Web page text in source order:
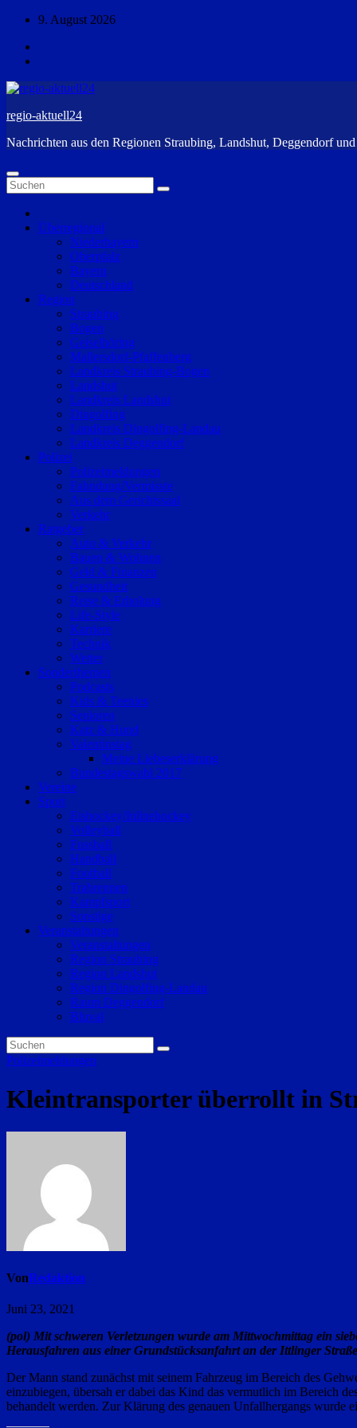
Zum
springen
9. August 2026
regio-aktuell24
Nachrichten aus den Regionen Straubing, Landshut, Deggendorf
Überregional
Niederbayern
Oberpfalz
Bayern
Deutschland
Region
Straubing
Bogen
Geiselhöring
Mallersdorf-Pfaffenberg
Landkreis Straubing-Bogen
Landshut
Landkreis Landshut
Dingolfing
Landkreis Dingolfing-Landau
Landkreis Deggendorf
Polizei
Polizeimeldungen
Fahndung/Vermisste
Aus dem Gerichtssaal
Verkehr
Ratgeber
Auto & Verkehr
Bauen & Wohnen
Geld & Finanzen
Gesundheit
Reise & Erholung
Life-Style
Karriere
Technik
Wetter
Sonderthemen
Podcasts
Kids & Teenies
Senioren
Katz & Hund
Valentinstag
Meine Liebeserklärung
Bundestagswahl 2017
Vereine
Sport
Eishockey/Inlinehockey
Volleyball
Fussball
Handball
Football
Trabrennen
Kampfsport
Sonstige
Veranstaltungen
Veranstaltungen
Region Straubing
Region Landshut
Region Dingolfing-Landau
Raum Deggendorf
Bluval
Polizeimeldungen
Kleintransporter überrollt in
VonRedaktion
Juni 23, 2021
(pol) Mit schweren Verletzungen wurde am Mittwochmittag ein
Herausfahren aus einer Grundstücksanfahrt an der Ittlinger
Der Mann stand zunächst mit seinem Fahrzeug im Bereich des
einzubiegen, übersah er dabei das Kind das vermutlich im Bereich
behandelt werden. Zur Klärung des genauen Unfallhergangs wurde